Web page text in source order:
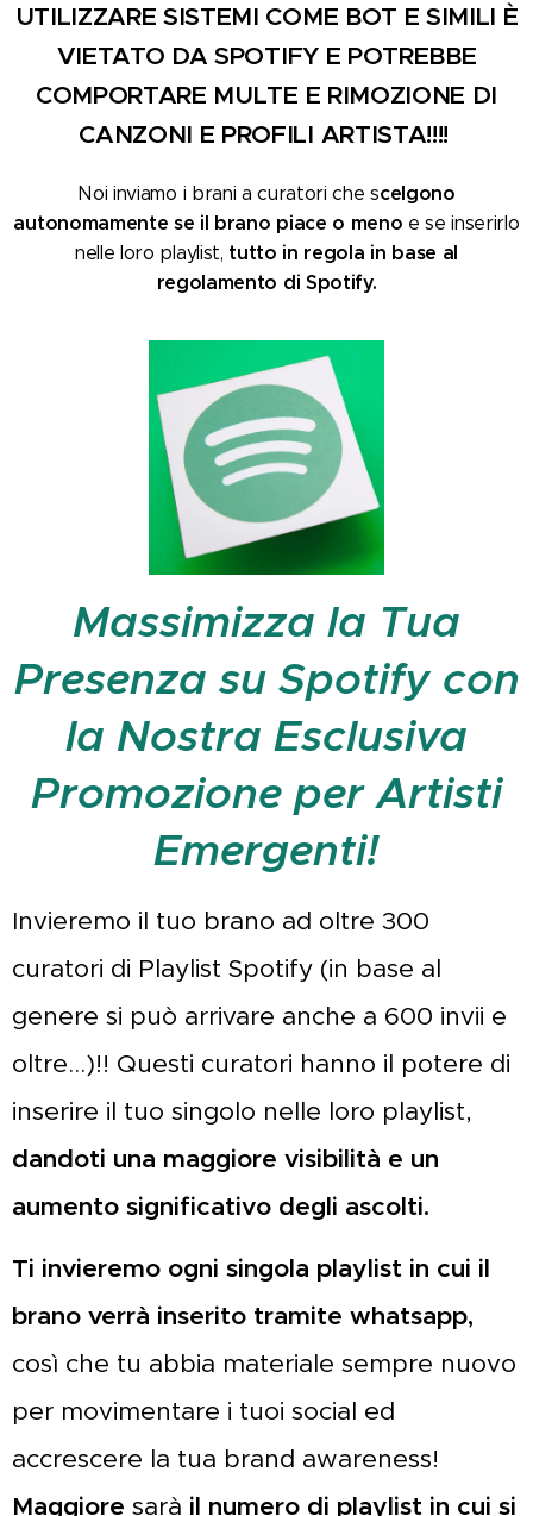
UTILIZZARE SISTEMI COME BOT E SIMILI È
VIETATO DA SPOTIFY E POTREBBE
COMPORTARE MULTE E RIMOZIONE DI
CANZONI E PROFILI ARTISTA!!!!
Noi inviamo i brani a curatori che scelgono
autonomamente se il brano piace o meno e se inserirlo
nelle loro playlist, tutto in regola in base al
regolamento di Spotify.
Massimizza la Tua
Presenza su Spotify con
la Nostra Esclusiva
Promozione per Artisti
Emergenti!
Invieremo il tuo brano ad oltre 300
curatori di Playlist Spotify (in base al
genere si può arrivare anche a 600 invii e
oltre...)!! Questi curatori hanno il potere di
inserire il tuo singolo nelle loro playlist,
dandoti una maggiore visibilità e un
aumento significativo degli ascolti.
Ti invieremo ogni singola playlist in cui il
brano verrà inserito tramite whatsapp,
così che tu abbia materiale sempre nuovo
per movimentare i tuoi social ed
accrescere la tua brand awareness!
Maggiore sarà il numero di playlist in cui si